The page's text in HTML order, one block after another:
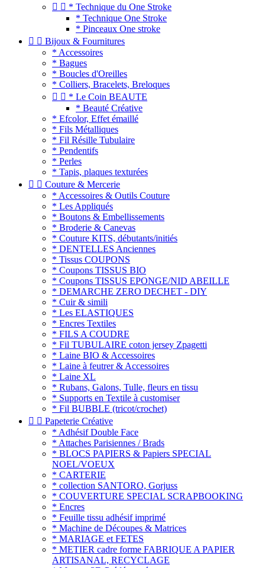
  * Technique du One Stroke
* Technique One Stroke
* Pinceaux One stroke
  Bijoux & Fournitures
* Accessoires
* Bagues
* Boucles d'Oreilles
* Colliers, Bracelets, Breloques
  * Le Coin BEAUTE
* Beauté Créative
* Efcolor, Effet émaillé
* Fils Métalliques
* Fil Résille Tubulaire
* Pendentifs
* Perles
* Tapis, plaques texturées
  Couture & Mercerie
* Accessoires & Outils Couture
* Les Appliqués
* Boutons & Embellissements
* Broderie & Canevas
* Couture KITS, débutants/initiés
* DENTELLES Anciennes
* Tissus COUPONS
* Coupons TISSUS BIO
* Coupons TISSUS EPONGE/NID ABEILLE
* DEMARCHE ZERO DECHET - DIY
* Cuir & simili
* Les ELASTIQUES
* Encres Textiles
* FILS A COUDRE
* Fil TUBULAIRE coton jersey Zpagetti
* Laine BIO & Accessoires
* Laine à feutrer & Accessoires
* Laine XL
* Rubans, Galons, Tulle, fleurs en tissu
* Supports en Textile à customiser
* Fil BUBBLE (tricot/crochet)
  Papeterie Créative
* Adhésif Double Face
* Attaches Parisiennes / Brads
* BLOCS PAPIERS & Papiers SPECIAL
NOEL/VOEUX
* CARTERIE
* collection SANTORO, Gorjuss
* COUVERTURE SPECIAL SCRAPBOOKING
* Encres
* Feuille tissu adhésif imprimé
* Machine de Découpes & Matrices
* MARIAGE et FETES
* METIER cadre forme FABRIQUE A PAPIER
ARTISANAL, RECYCLAGE